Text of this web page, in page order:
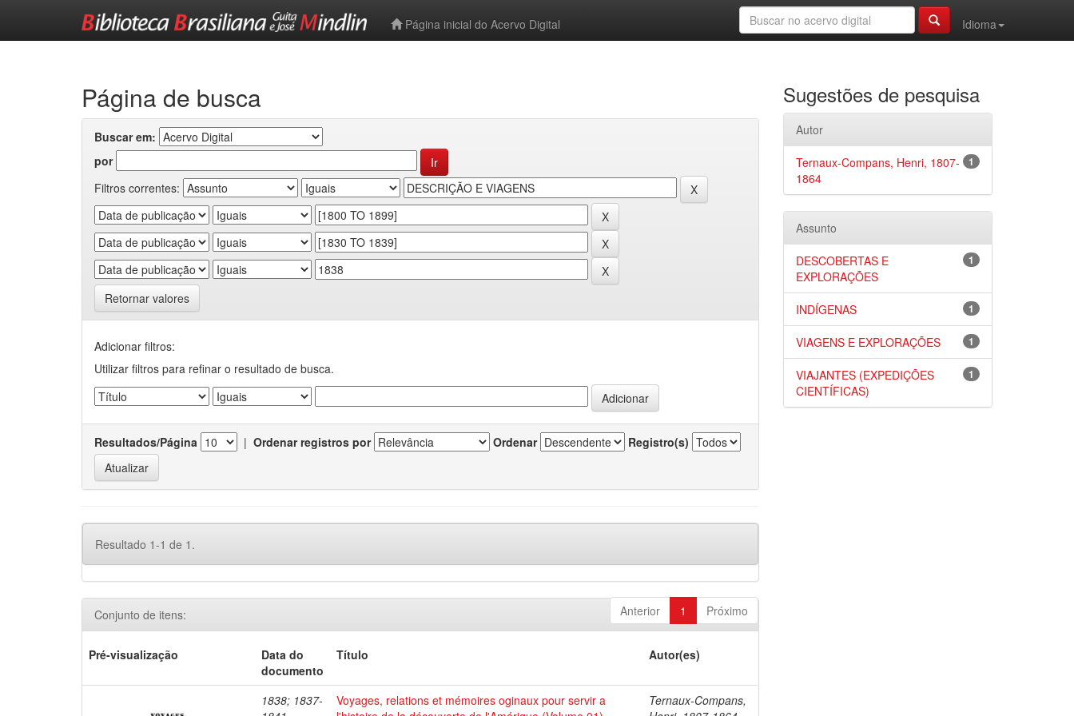
Página inicial do Acervo Digital
Idioma
Página de busca
Buscar em:
por
Filtros correntes:
Retornar valores
Adicionar filtros:
Utilizar filtros para refinar o resultado de busca.
Resultados/Página | Ordenar registros por Ordenar Registro(s)
Resultado 1-1 de 1.
Anterior 1 Próximo
Conjunto de itens:
Pré-visualização
Data do
documento
Título Autor(es)
1838; 1837-
Voyages, relations et mémoires oginaux pour servir a
Ternaux-Compans,
Sugestões de pesquisa
Autor
1
Ternaux-Compans, Henri, 1807-
1864
Assunto
1
DESCOBERTAS E
EXPLORAÇÕES
1
INDÍGENAS
1
VIAGENS E EXPLORAÇÕES
1
VIAJANTES (EXPEDIÇÕES
CIENTÍFICAS)